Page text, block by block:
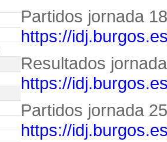
Partidos jornada
https://
Resultados
https://
Partidos jornada
https://